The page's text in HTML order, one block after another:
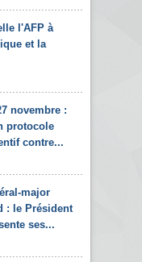
l'AFP à
et la
novembre :
protocole
contre...
major
: le Président
ses...